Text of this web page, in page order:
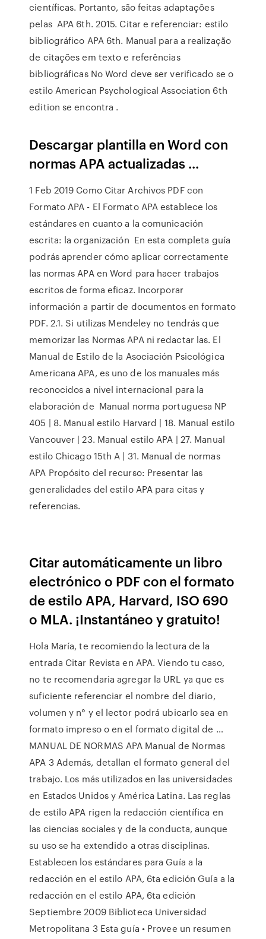
científicas. Portanto, são feitas adaptações
pelas APA 6th. 2015. Citar e referenciar: estilo
bibliográfico APA 6th. Manual para a realização
de citações em texto e referências
bibliográficas No Word deve ser verificado se o
estilo American Psychological Association 6th
edition se encontra .
Descargar plantilla en Word con
normas APA actualizadas ...
1 Feb 2019 Como Citar Archivos PDF con
Formato APA - El Formato APA establece los
estándares en cuanto a la comunicación
escrita: la organización En esta completa guía
podrás aprender cómo aplicar correctamente
las normas APA en Word para hacer trabajos
escritos de forma eficaz. Incorporar
información a partir de documentos en formato
PDF. 2.1. Si utilizas Mendeley no tendrás que
memorizar las Normas APA ni redactar las. El
Manual de Estilo de la Asociación Psicológica
Americana APA, es uno de los manuales más
reconocidos a nivel internacional para la
elaboración de Manual norma portuguesa NP
405 | 8. Manual estilo Harvard | 18. Manual estilo
Vancouver | 23. Manual estilo APA | 27. Manual
estilo Chicago 15th A | 31. Manual de normas
APA Propósito del recurso: Presentar las
generalidades del estilo APA para citas y
referencias.
Citar automáticamente un libro
electrónico o PDF con el formato
de estilo APA, Harvard, ISO 690
o MLA. ¡Instantáneo y gratuito!
Hola María, te recomiendo la lectura de la
entrada Citar Revista en APA. Viendo tu caso,
no te recomendaria agregar la URL ya que es
suficiente referenciar el nombre del diario,
volumen y n° y el lector podrá ubicarlo sea en
formato impreso o en el formato digital de …
MANUAL DE NORMAS APA Manual de Normas
APA 3 Además, detallan el formato general del
trabajo. Los más utilizados en las universidades
en Estados Unidos y América Latina. Las reglas
de estilo APA rigen la redacción científica en
las ciencias sociales y de la conducta, aunque
su uso se ha extendido a otras disciplinas.
Establecen los estándares para Guía a la
redacción en el estilo APA, 6ta edición Guía a la
redacción en el estilo APA, 6ta edición
Septiembre 2009 Biblioteca Universidad
Metropolitana 3 Esta guía • Provee un resumen